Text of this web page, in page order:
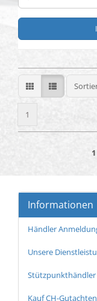
1
1
Informationen
Händler
Unsere
Stützpunkthändler
Kauf CH-Gutachten